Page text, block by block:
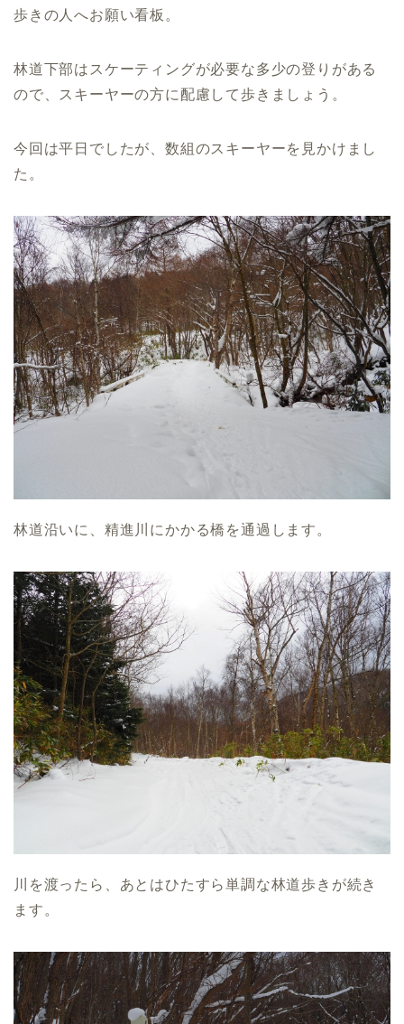
歩きの人へお願い看板。
林道下部はスケーティングが必要な多少の登りがある
ので、スキーヤーの方に配慮して歩きましょう。
今回は平日でしたが、数組のスキーヤーを見かけまし
た。
林道沿いに、精進川にかかる橋を通過します。
川を渡ったら、あとはひたすら単調な林道歩きが続き
ます。